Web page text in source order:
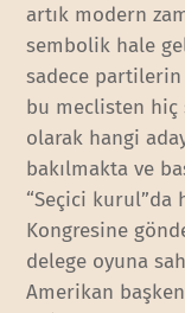
artık modern
sembolik hale
sadece partilerin
bu meclisten hiç
olarak hangi
bakılmakta ve
“Seçici kurul”da
Kongresine
delege oyuna
Amerikan